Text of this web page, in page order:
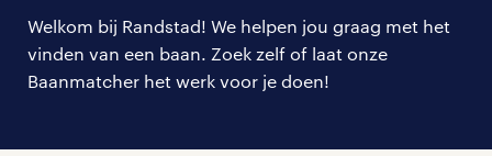
mijn carrière
over randstad
Welkom bij Randstad! We helpen jou graag met het
vinden van een baan. Zoek zelf of laat onze
Baanmatcher het werk voor je doen!